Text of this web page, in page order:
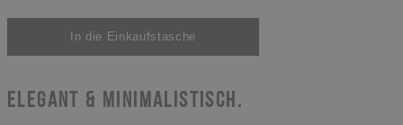
ELEGANT & MINIMALISTISCH.